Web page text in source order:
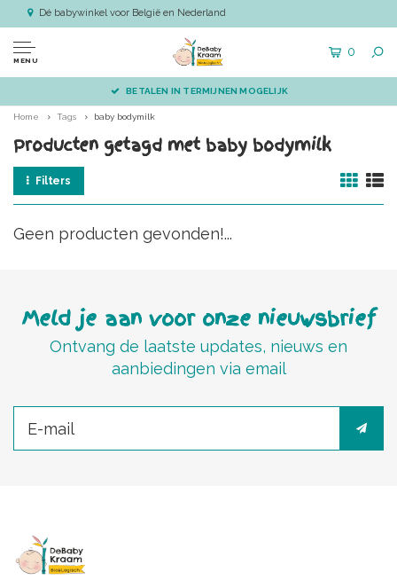
Dé babywinkel voor België en Nederland
MENU
0
BETALEN IN TERMIJNEN MOGELIJK
Home Tags baby bodymilk
Producten getagd met baby bodymilk
Filters
Geen producten gevonden!...
Meld je aan voor onze nieuwsbrief
Ontvang de laatste updates, nieuws en
aanbiedingen via email